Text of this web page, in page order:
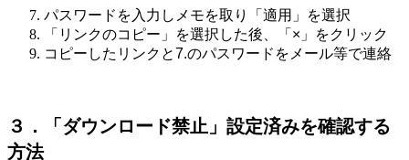
パスワードを入力しメモを取り「適用」を選択
「リンクのコピー」を選択した後、「×」をクリック
コピーしたリンクと7.のパスワードをメール等で連絡
３．「ダウンロード禁止」設定済みを確認する
方法